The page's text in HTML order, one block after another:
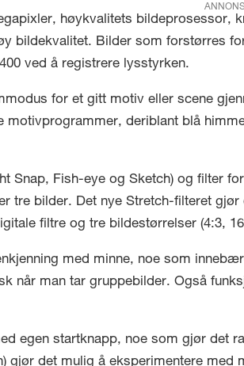
høykvalitets bildeprosessor,
bildekvalitet. Bilder som forstørres
ved å registrere lysstyrken.
for et gitt motiv eller scene
motivprogrammer, deriblant blå
Snap, Fish-eye og Sketch) og filter
tre bilder. Det nye Stretch-filteret
filtre og tre bildestørrelser (4:3,
med minne, noe som
når man tar gruppebilder. Også
egen startknapp, noe som gjør det
gjør det mulig å eksperimentere med